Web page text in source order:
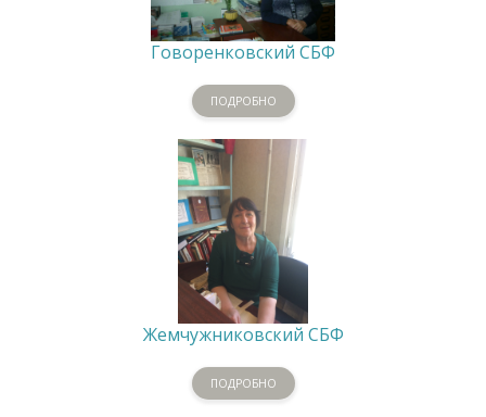
Говоренковский СБФ
ПОДРОБНО
Жемчужниковский СБФ
ПОДРОБНО